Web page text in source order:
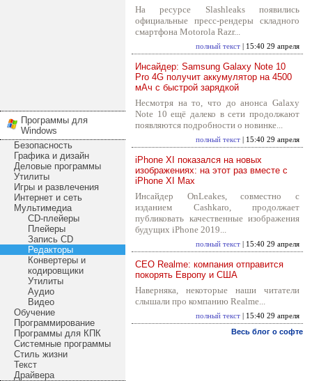
Программы для
Windows
Безопасность
Графика и дизайн
Деловые программы
Утилиты
Игры и развлечения
Интернет и сеть
Мультимедиа
CD-плейеры
Плейеры
Запись CD
Редакторы
Конвертеры и
кодировщики
Утилиты
Аудио
Видео
Обучение
Программирование
Программы для КПК
Системные программы
Стиль жизни
Текст
Драйвера
На ресурсе Slashleaks появились
официальные пресс-рендеры складного
смартфона Motorola Razr...
полный текст | 15:40 29 апреля
Инсайдер: Samsung Galaxy Note 10
Pro 4G получит аккумулятор на 4500
мАч с быстрой зарядкой
Несмотря на то, что до анонса Galaxy
Note 10 ещё далеко в сети продолжают
появляются подробности о новинке...
полный текст | 15:40 29 апреля
iPhone XI показался на новых
изображениях: на этот раз вместе с
iPhone XI Max
Инсайдер OnLeakes, совместно с
изданием Cashkaro, продолжает
публиковать качественные изображения
будущих iPhone 2019...
полный текст | 15:40 29 апреля
CEO Realme: компания отправится
покорять Европу и США
Наверняка, некоторые наши читатели
слышали про компанию Realme...
полный текст | 15:40 29 апреля
Весь блог о софте